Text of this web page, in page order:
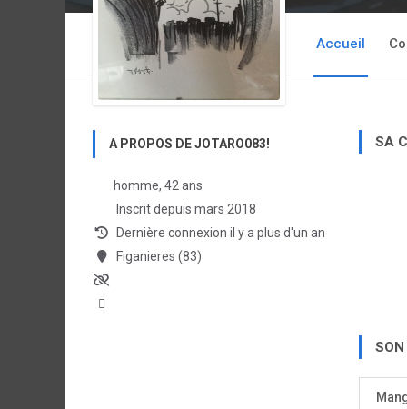
Accueil
A PROPOS DE JOTARO083!
homme, 42 ans
Inscrit depuis mars 2018
Dernière connexion il y a plus d'un an
Figanieres (83)
SA